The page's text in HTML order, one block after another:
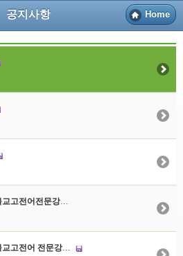
공지사항 Home
2019년 제11회 금강아카데미 불교고전어전문강좌 : ‘따시델레! 티벳어’강좌 개설 안내
2018년 제10회 금강아카데미 불교고전어 전문강좌: ‘스바가땀! 산스크리트’강좌 개설 안내